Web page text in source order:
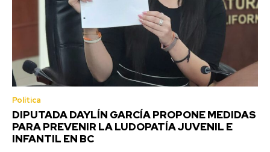
Política
DIPUTADA DAYLÍN GARCÍA PROPONE MEDIDAS
PARA PREVENIR LA LUDOPATÍA JUVENIL E
INFANTIL EN BC